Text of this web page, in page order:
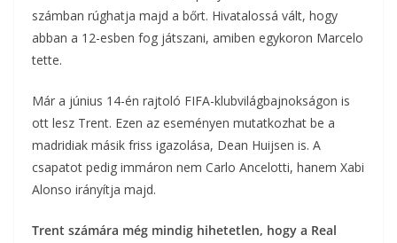
számban rúghatja majd a bőrt. Hivatalossá vált, hogy
abban a 12-esben fog játszani, amiben egykoron Marcelo
tette.
Már a június 14-én rajtoló FIFA-klubvilágbajnokságon is
ott lesz Trent. Ezen az eseményen mutatkozhat be a
madridiak másik friss igazolása, Dean Huijsen is. A
csapatot pedig immáron nem Carlo Ancelotti, hanem Xabi
Alonso irányítja majd.
Trent számára még mindig hihetetlen, hogy a Real